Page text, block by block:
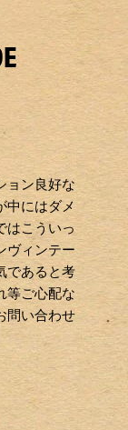
ョン良好な
中にはダメ
はこういっ
ヴィンテー
であると考
等ご心配な
問い合わせ